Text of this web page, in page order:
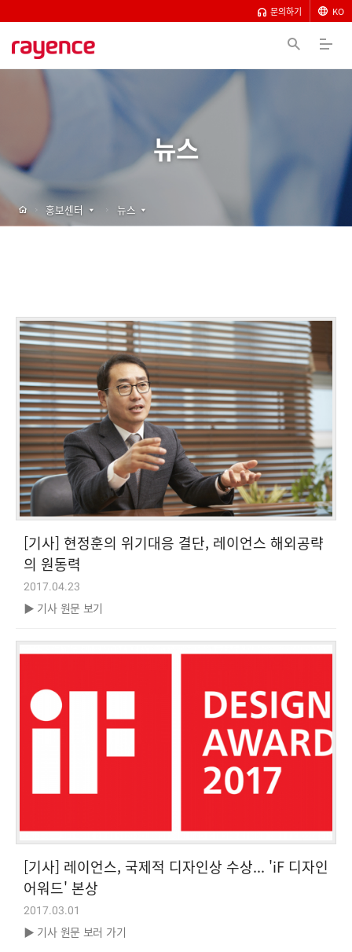
문의하기 KO
뉴스
[기사] 현정훈의 위기대응 결단, 레이언스 해외공략
의 원동력
2017.04.23
▶ 기사 원문 보기
[기사] 레이언스, 국제적 디자인상 수상... 'iF 디자인
어워드' 본상
2017.03.01
▶ 기사 원문 보러 가기